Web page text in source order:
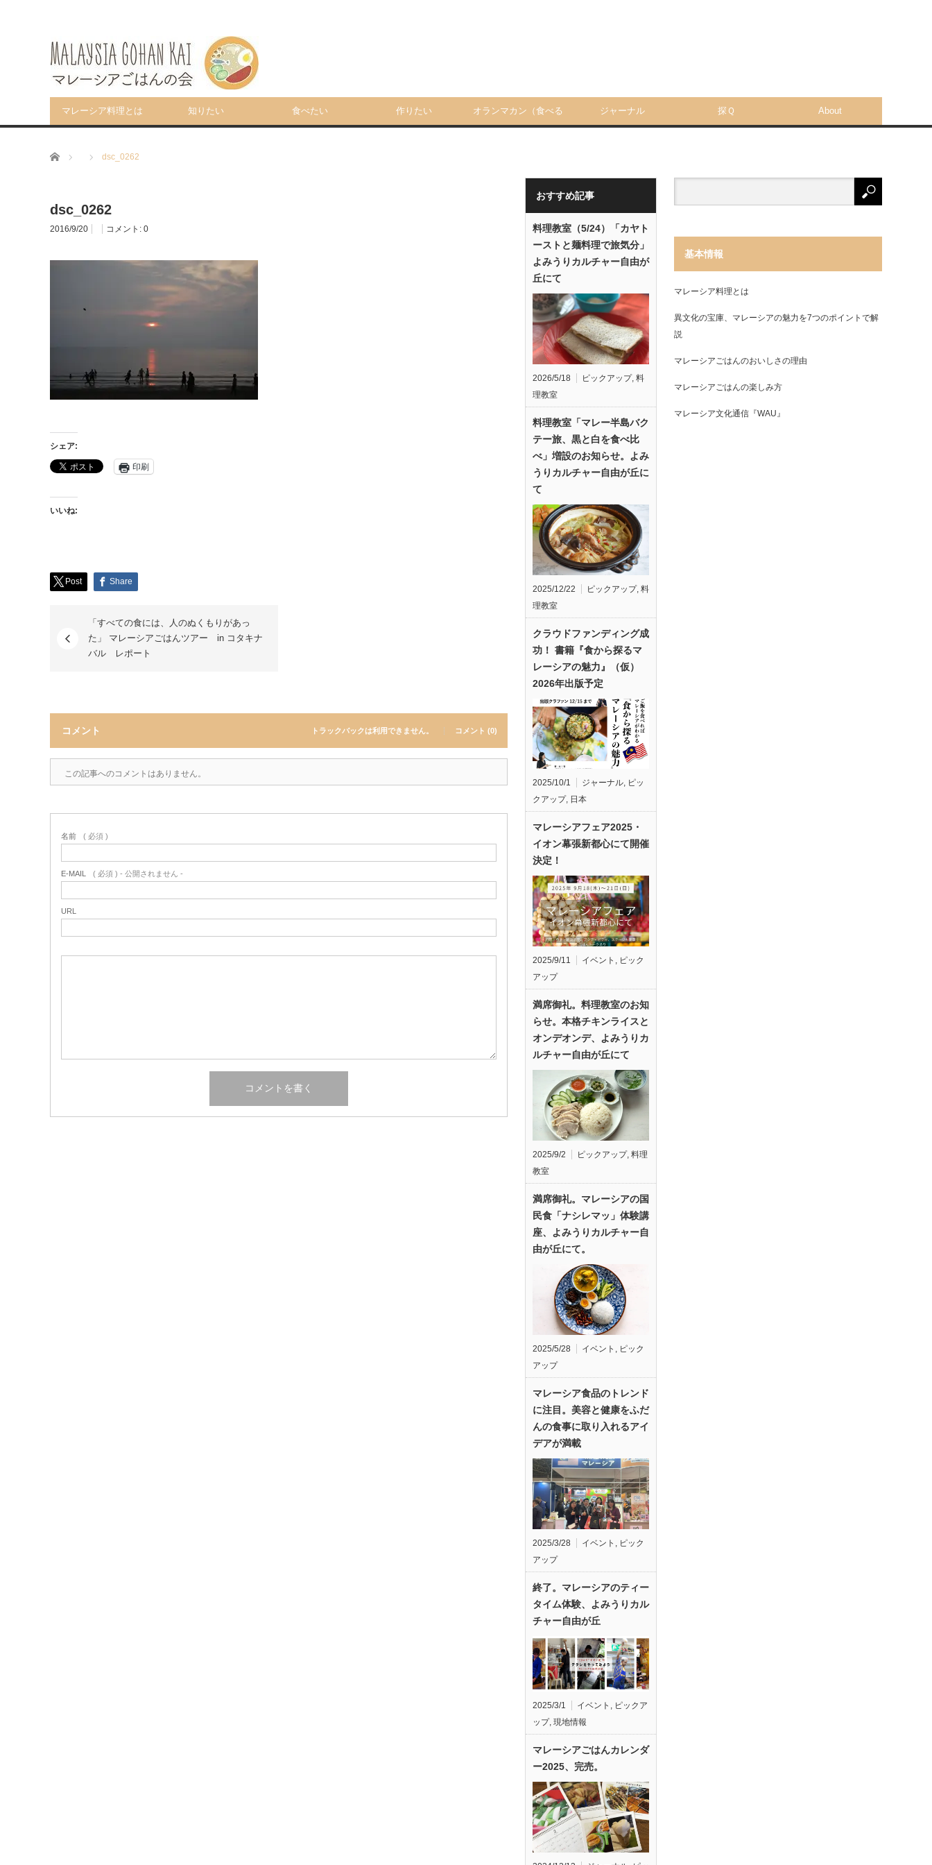
マレーシア料理とは 知りたい 食べたい 作りたい オランマカン（食べる ジャーナル 探Ｑ About
ホーム dsc_0262
dsc_0262
2016/9/20 コメント: 0
シェア:
印刷
いいね:
Post Share
「すべての食には、人のぬくもりがあっ
た」 マレーシアごはんツアー in コタキナ
バル レポート
コメント トラックバックは利用できません。 コメント (0)
この記事へのコメントはありません。
名前 ( 必須 )
E-MAIL ( 必須 ) - 公開されません -
URL
おすすめ記事
料理教室（5/24）「カヤト
ーストと麺料理で旅気分」
よみうりカルチャー自由が
丘にて
2026/5/18 ピックアップ, 料
理教室
料理教室「マレー半島バク
テー旅、黒と白を食べ比
べ」増設のお知らせ。よみ
うりカルチャー自由が丘に
て
2025/12/22 ピックアップ, 料
理教室
クラウドファンディング成
功！ 書籍『食から探るマ
レーシアの魅力』（仮）
2026年出版予定
2025/10/1 ジャーナル, ピッ
クアップ, 日本
マレーシアフェア2025・
イオン幕張新都心にて開催
決定！
2025/9/11 イベント , ピック
アップ
満席御礼。料理教室のお知
らせ。本格チキンライスと
オンデオンデ、よみうりカ
ルチャー自由が丘にて
2025/9/2 ピックアップ, 料理
教室
満席御礼。マレーシアの国
民食「ナシレマッ」体験講
座、よみうりカルチャー自
由が丘にて。
2025/5/28 イベント , ピック
アップ
マレーシア食品のトレンド
に注目。美容と健康をふだ
んの食事に取り入れるアイ
デアが満載
2025/3/28 イベント
ピック
アップ
終了。マレーシアのティー
タイム体験、よみうりカル
チャー自由が丘
2025/3/1 イベント , ピックア
ップ, 現地情報
マレーシアごはんカレンダ
ー2025、完売。
基本情報
マレーシア料理とは
異文化の宝庫、マレーシアの魅力を7つのポイントで解
説
マレーシアごはんのおいしさの理由
マレーシアごはんの楽しみ方
マレーシア文化通信『WAU』